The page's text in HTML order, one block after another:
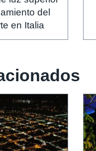
del
en Italia